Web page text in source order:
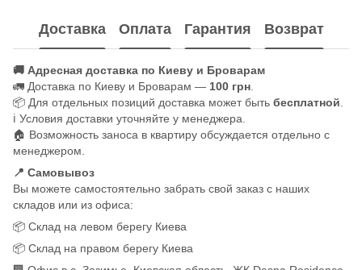
Доставка Оплата Гарантия Возврат
🚚 Адресная доставка по Киеву и Броварам
🚛 Доставка по Киеву и Броварам — 100 грн
📦 Для отдельных позиций доставка может быть бесплатной
ℹ️ Условия доставки уточняйте у менеджера.
🏠 Возможность заноса в квартиру обсуждается отдельно с
менеджером.
📍 Самовывоз
Вы можете самостоятельно забрать свой заказ с наших
складов или из офиса:
📦 Склад на левом берегу Киева
📦 Склад на правом берегу Киева